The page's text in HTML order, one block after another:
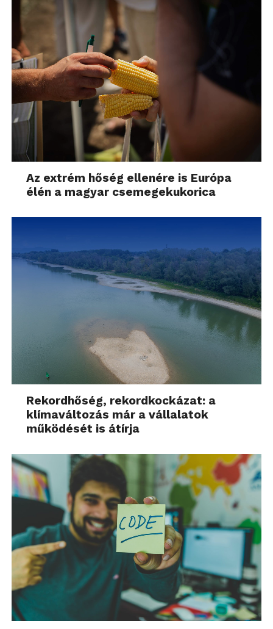
Az extrém hőség ellenére is Európa
élén a magyar csemegekukorica
Rekordhőség, rekordkockázat: a
klímaváltozás már a vállalatok
működését is átírja